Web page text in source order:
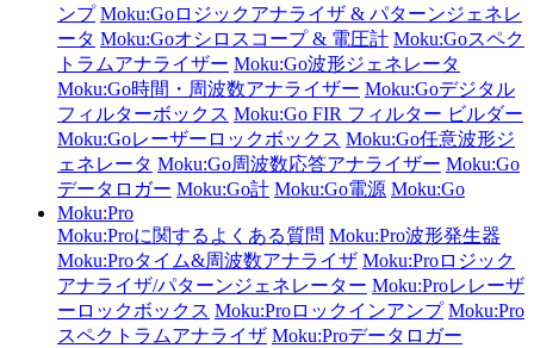
ンプ Moku:Goロジックアナライザ & パターンジェネレ
ータ Moku:Goオシロスコープ & 電圧計 Moku:Goスペク
トラムアナライザー Moku:Go波形ジェネレータ
Moku:Go時間・周波数アナライザー Moku:Goデジタル
フィルターボックス Moku:Go FIR フィルター ビルダー
Moku:Goレーザーロックボックス Moku:Go任意波形ジ
ェネレータ Moku:Go周波数応答アナライザー Moku:Go
データロガー Moku:Go計 Moku:Go電源 Moku:Go
Moku:Pro
Moku:Proに関するよくある質問 Moku:Pro波形発生器
Moku:Proタイム&周波数アナライザ Moku:Proロジック
アナライザ/パターンジェネレーター Moku:Proレレーザ
ーロックボックス Moku:Proロックインアンプ Moku:Pro
スペクトラムアナライザ Moku:Proデータロガー